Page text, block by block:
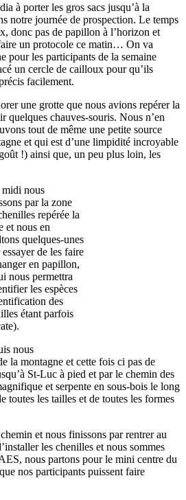
à porter les gros sacs jusqu’à la
notre journée de prospection. Le temps
donc pas de papillon à l’horizon et
un protocole ce matin… On va
pour les participants de la semaine
un cercle de cailloux pour qu’ils
facilement.
une grotte que nous avions repérer la
quelques chauves-souris. Nous n’en
tout de même une petite source
et qui est d’une limpidité incroyable
!) ainsi que, un peu plus loin, les
midi nous
par la zone
repérée la
et nous en
quelques-unes
de les faire
en papillon,
nous permettra
les espèces
des
étant parfois
nous
la montagne et cette fois ci pas de
St-Luc à pied et par le chemin des
et serpente en sous-bois le long
toutes les tailles et de toutes les formes
et nous finissons par rentrer au
les chenilles et nous sommes
nous partons pour le mini centre du
nos participants puissent faire